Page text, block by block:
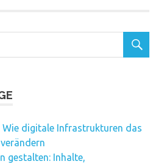
digitale Infrastrukturen das
gestalten: Inhalte,